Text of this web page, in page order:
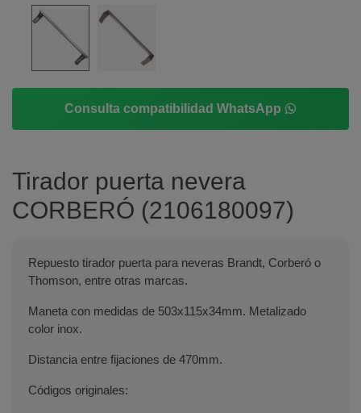
Consulta compatibilidad WhatsApp
Tirador puerta nevera
CORBERÓ (2106180097)
Repuesto tirador puerta para neveras Brandt, Corberó o
Thomson, entre otras marcas.
Maneta con medidas de 503x115x34mm. Metalizado
color inox.
Distancia entre fijaciones de 470mm.
Códigos originales: